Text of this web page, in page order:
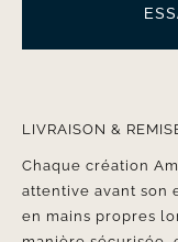
LIVRAISON &
Chaque création
attentive avant son
en mains propres